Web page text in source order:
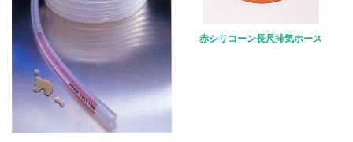
赤シリコーン長尺排気ホース